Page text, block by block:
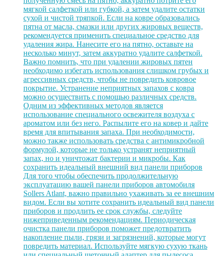
мягкой салфеткой или губкой, а затем удалите остатки
сухой и чистой тряпкой. Если на ковре образовались
пятна от масла, смазки или других жировых веществ,
рекомендуется применить специальное средство для
удаления жира. Нанесите его на пятно, оставьте на
несколько минут, затем аккуратно удалите салфеткой.
Важно помнить, что при удалении жировых пятен
необходимо избегать использования слишком грубых и
агрессивных средств, чтобы не повредить ковровое
покрытие. Устранение неприятных запахов с ковра
можно осуществить с помощью различных средств.
Одним из эффективных методов является
использование специального освежителя воздуха с
ароматом или без него. Распылите его на ковер и дайте
время для впитывания запаха. При необходимости,
можно также использовать средства с антимикробной
формулой, которые не только устранят неприятный
запах, но и уничтожат бактерии и микробы. Как
сохранить идеальный внешний вид панели приборов
Для того чтобы обеспечить продолжительную
эксплуатацию вашей панели приборов автомобиля
Sollers Atlant, важно правильно ухаживать за ее внешним
видом. Если вы хотите сохранить идеальный вид панели
приборов и продлить ее срок службы, следуйте
нижеприведенным рекомендациям. Периодическая
очистка панели приборов поможет предотвратить
накопление пыли, грязи и загрязнений, которые могут
повредить материал. Используйте мягкую сухую ткань